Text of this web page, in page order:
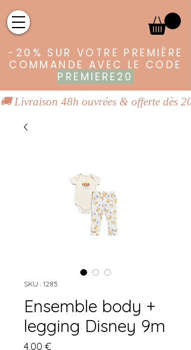
-20% SUR VOTRE PREMIÈRE
COMMANDE AVEC LE CODE
PREMIERE20
🚚 Livraison 48h ouvrées & offerte dès
SKU : 1285
Ensemble body +
legging Disney 9m
4,00 €Prix